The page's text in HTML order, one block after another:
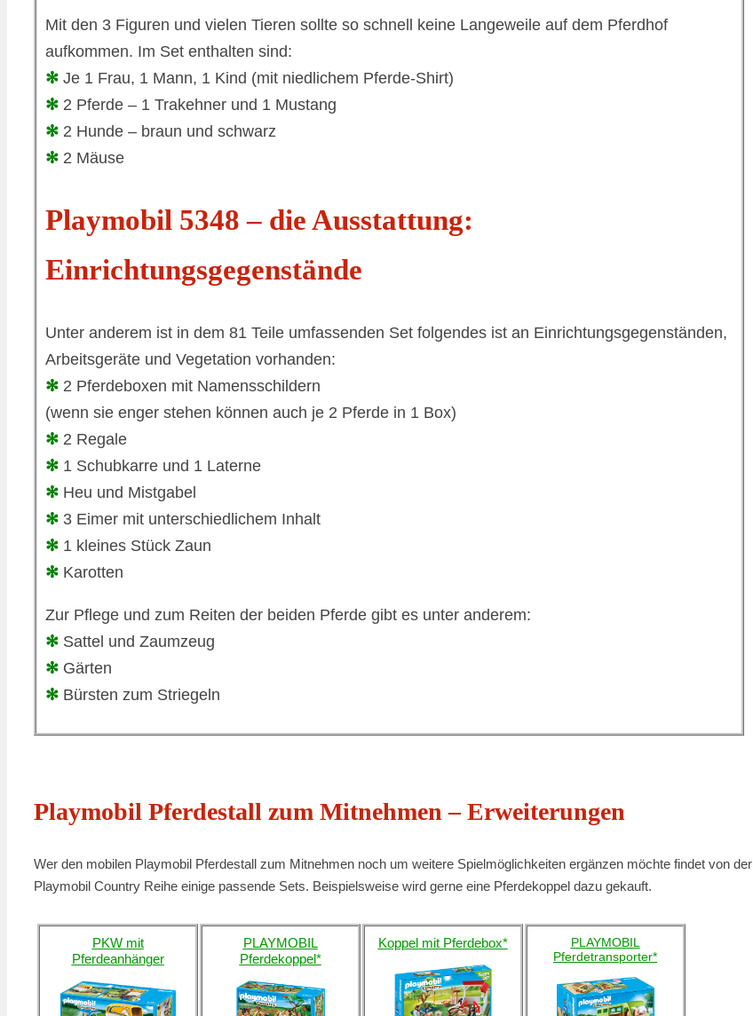
Mit den 3 Figuren und vielen Tieren sollte so schnell keine Langeweile auf dem Pferdhof
aufkommen. Im Set enthalten sind:
✻ Je 1 Frau, 1 Mann, 1 Kind (mit niedlichem Pferde-Shirt)
✻ 2 Pferde – 1 Trakehner und 1 Mustang
✻ 2 Hunde – braun und schwarz
✻ 2 Mäuse
Playmobil 5348 – die Ausstattung:
Einrichtungsgegenstände
Unter anderem ist in dem 81 Teile umfassenden Set folgendes ist an Einrichtungsgegenständen,
Arbeitsgeräte und Vegetation vorhanden:
✻ 2 Pferdeboxen mit Namensschildern
(wenn sie enger stehen können auch je 2 Pferde in 1 Box)
✻ 2 Regale
✻ 1 Schubkarre und 1 Laterne
✻ Heu und Mistgabel
✻ 3 Eimer mit unterschiedlichem Inhalt
✻ 1 kleines Stück Zaun
✻ Karotten
Zur Pflege und zum Reiten der beiden Pferde gibt es unter anderem:
✻ Sattel und Zaumzeug
✻ Gärten
✻ Bürsten zum Striegeln
Playmobil Pferdestall zum Mitnehmen – Erweiterungen
Wer den mobilen Playmobil Pferdestall zum Mitnehmen noch um weitere Spielmöglichkeiten ergänzen möchte findet von der
Playmobil Country Reihe einige passende Sets. Beispielsweise wird gerne eine Pferdekoppel dazu gekauft.
PKW mit
Pferdeanhänger
PLAYMOBIL
Pferdekoppel*
Koppel mit Pferdebox*
PLAYMOBIL
Pferdetransporter*